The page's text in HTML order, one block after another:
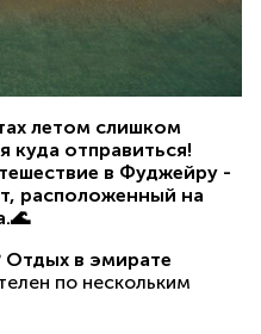
летом слишком
куда отправиться!
в Фуджейру -
расположенный на
Отдых в эмирате
по нескольким